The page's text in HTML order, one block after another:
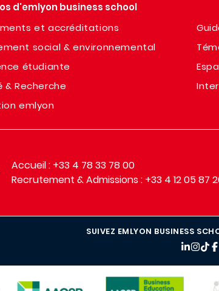
d'emlyon business school
et accréditations
social & environnemental
étudiante
& Recherche
emlyon
Accueil : +33 4 78 33 78 00
Recrutement & Admissions : +33 4 12 05 87
SUIVEZ EMLYON BUSINESS